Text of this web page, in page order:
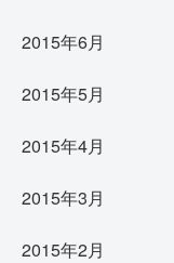
2015年6月
2015年5月
2015年4月
2015年3月
2015年2月